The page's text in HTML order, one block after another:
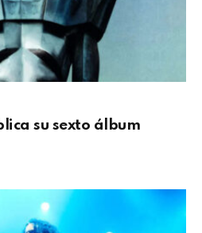
su sexto álbum